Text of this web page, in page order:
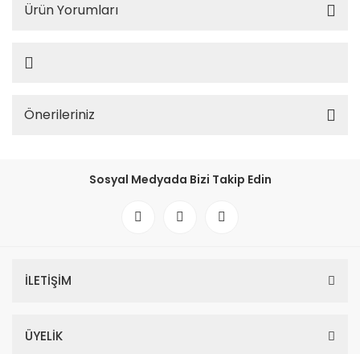
Ürün Yorumları
Önerileriniz
Sosyal Medyada Bizi Takip Edin
İLETİŞİM
ÜYELİK